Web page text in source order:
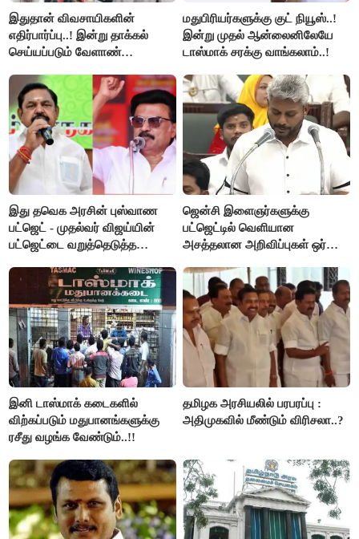
இதுதான் விவசாயிகளின்
எதிர்பார்ப்பு..! இன்று தாக்கல்
செய்யப்படும் வேளாண்
கோரிக்கை!
மதுபிரியர்களுக்கு குட் நியூஸ்..!
இன்று முதல் ஆன்லைனிலேயே
டாஸ்மாக் சரக்கு வாங்கலாம்..!
இது தவெக அரசின் புஸ்வாண
பட்ஜெட் - முதல்வர் விஜய்யின்
பட்ஜெட்டை வறுத்தெடுத்த
ஜென்சி இளைஞர்களுக்கு
பட்ஜெட்டில் வெளியான
அசத்தலான அறிவிப்புகள் ஒர்
இனி டாஸ்மாக் கடைகளில்
விற்கப்படும் மதுபானங்களுக்கு
ரசீது வழங்க வேண்டும்..!!
தமிழக அரசியலில் பரபரப்பு :
அதிமுகவில் மீண்டும் விரிசலா..?